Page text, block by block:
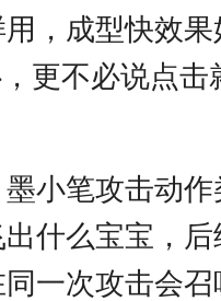
，成型快效
更不必说点击
笔攻击动作
什么宝宝，
一次攻击会